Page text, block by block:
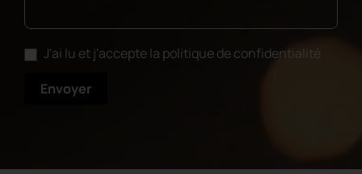
J'ai lu et j'accepte la politique de confidentialité